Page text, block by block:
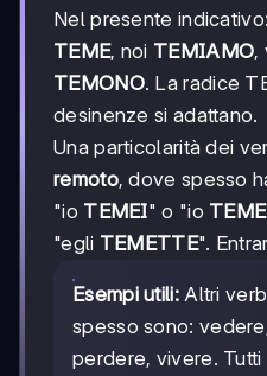
Nel presente
TEME, noi TEMIAMO,
TEMONO. La radice
desinenze si adattano.
Una particolarità dei
remoto, dove spesso
"io TEMEI" o "io
"egli TEMETTE".
Esempi utili:Altri
spesso sono:
perdere, vivere.